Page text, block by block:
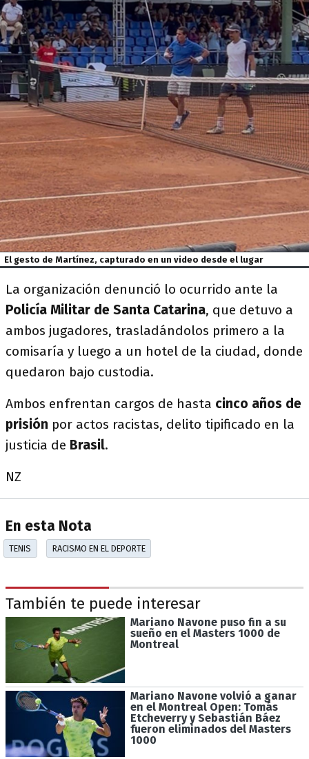
El gesto de Martínez, capturado en un video desde el lugar
La organización denunció lo ocurrido ante la
Policía Militar de Santa Catarina, que detuvo a
ambos jugadores, trasladándolos primero a la
comisaría y luego a un hotel de la ciudad, donde
quedaron bajo custodia.
Ambos enfrentan cargos de hasta cinco años de
prisión por actos racistas, delito tipificado en la
justicia de Brasil.
NZ
En esta Nota
TENIS RACISMO EN EL DEPORTE
También te puede interesar
Mariano Navone puso fin a su
sueño en el Masters 1000 de
Montreal
Mariano Navone volvió a ganar
en el Montreal Open: Tomás
Etcheverry y Sebastián Báez
fueron eliminados del Masters
1000